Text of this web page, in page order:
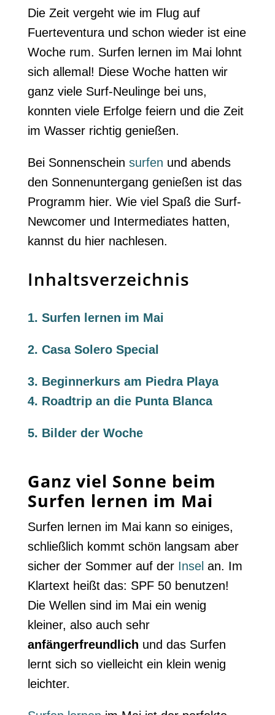
Die Zeit vergeht wie im Flug auf
Fuerteventura und schon wieder ist eine
Woche rum. Surfen lernen im Mai lohnt
sich allemal! Diese Woche hatten wir
ganz viele Surf-Neulinge bei uns,
konnten viele Erfolge feiern und die Zeit
im Wasser richtig genießen.
Bei Sonnenschein surfen und abends
den Sonnenuntergang genießen ist das
Programm hier. Wie viel Spaß die Surf-
Newcomer und Intermediates hatten,
kannst du hier nachlesen.
Inhaltsverzeichnis
1. Surfen lernen im Mai
2. Casa Solero Special
3. Beginnerkurs am Piedra Playa
4. Roadtrip an die Punta Blanca
5. Bilder der Woche
Ganz viel Sonne beim
Surfen lernen im Mai
Surfen lernen im Mai kann so einiges,
schließlich kommt schön langsam aber
sicher der Sommer auf der Insel an. Im
Klartext heißt das: SPF 50 benutzen!
Die Wellen sind im Mai ein wenig
kleiner, also auch sehr
anfängerfreundlich und das Surfen
lernt sich so vielleicht ein klein wenig
leichter.